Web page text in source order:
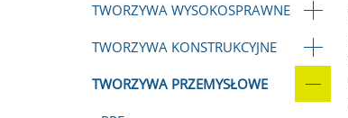
TWORZYWA WYSOKOSPRAWNE
TWORZYWA KONSTRUKCYJNE
TWORZYWA PRZEMYSŁOWE